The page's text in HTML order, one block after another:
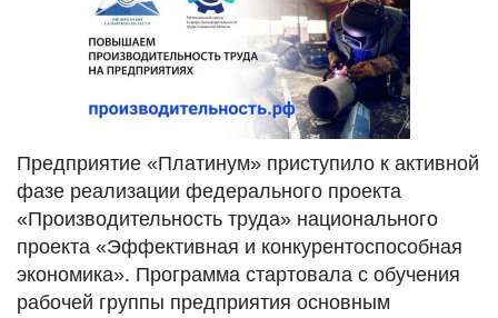
Предприятие «Платинум» приступило к активной
фазе реализации федерального проекта
«Производительность труда» национального
проекта «Эффективная и конкурентоспособная
экономика». Программа стартовала с обучения
рабочей группы предприятия основным